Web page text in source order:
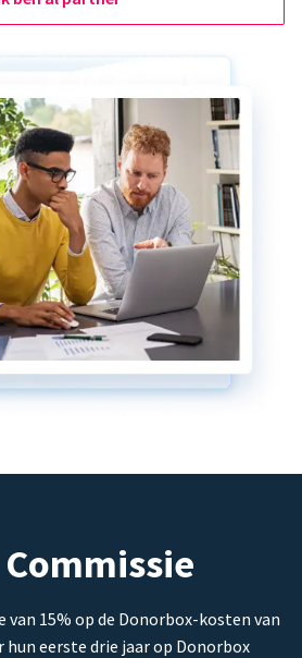
van 15% op de Donorbox-kosten van
hun eerste drie jaar op Donorbox